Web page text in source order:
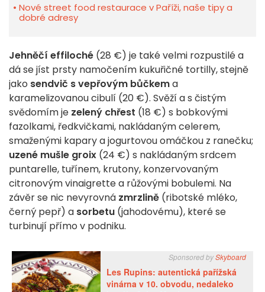
Nové street food restaurace v Paříži, naše tipy a
dobré adresy
Jehněčí effiloché (28 €) je také velmi rozpustilé a
dá se jíst prsty namočením kukuřičné tortilly, stejně
jako sendvič s vepřovým bůčkema
karamelizovanou cibulí (20 €). Svěží a s čistým
svědomím je zelený chřest (18 €) s bobkovými
fazolkami, ředkvičkami, nakládaným celerem,
smaženými kapary a jogurtovou omáčkou z ranečku;
uzené mušle groix (24 €) s nakládaným srdcem
puntarelle, tuřínem, krutony, konzervovaným
citronovým vinaigrette a růžovými bobulemi. Na
závěr se nic nevyrovná zmrzlině (ribotské mléko,
černý pepř) a sorbetu (jahodovému), které se
turbinují přímo v podniku.